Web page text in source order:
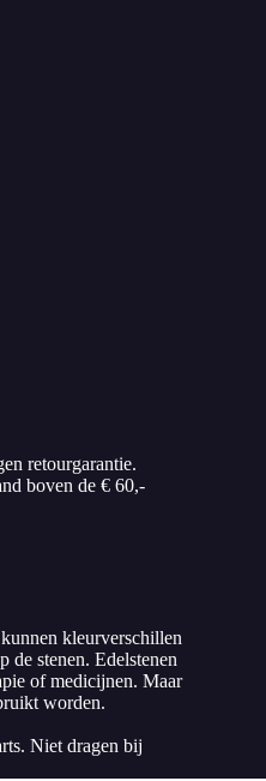
retourgarantie.
boven de € 60,-
kleurverschillen
de stenen. Edelstenen
of medicijnen. Maar
worden.
Niet dragen bij